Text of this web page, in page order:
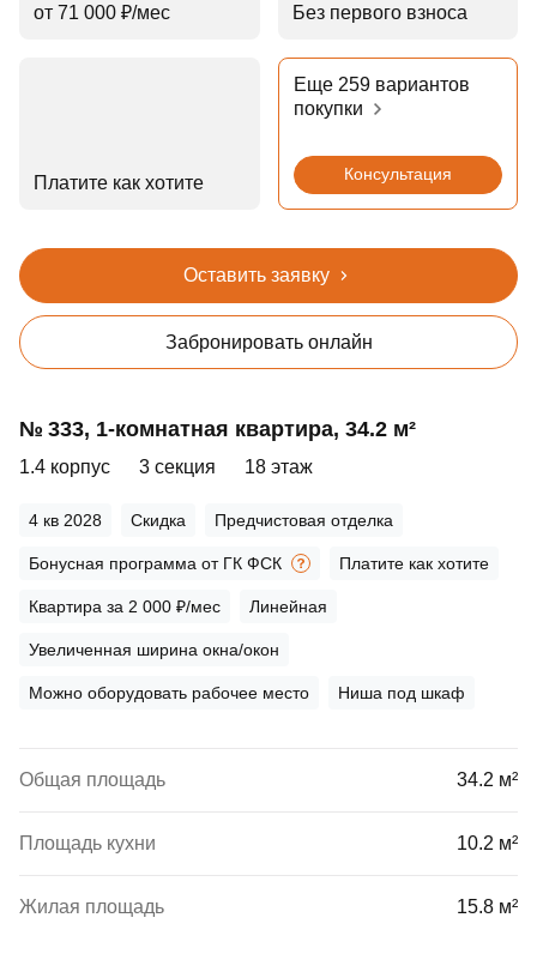
от 71 000 ₽⁠/⁠мес
Без первого взноса
Платите как хотите
Еще 259 вариантов
покупки
Консультация
Оставить заявку
Забронировать онлайн
№ 333, 1‑комнатная квартира, 34.2 м²
1.4 корпус 3 секция 18 этаж
4 кв 2028 Скидка Предчистовая отделка
Бонусная программа от ГК ФСК Платите как хотите
Квартира за 2 000 ₽/мес Линейная
Увеличенная ширина окна/окон
Можно оборудовать рабочее место Ниша под шкаф
Общая площадь 34.2 м²
Площадь кухни 10.2 м²
Жилая площадь 15.8 м²